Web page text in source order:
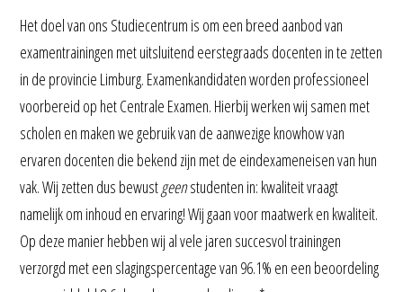
Het doel van ons Studiecentrum is om een breed aanbod van
examentrainingen met uitsluitend eerstegraads docenten in te zetten
in de provincie Limburg. Examenkandidaten worden professioneel
voorbereid op het Centrale Examen. Hierbij werken wij samen met
scholen en maken we gebruik van de aanwezige knowhow van
ervaren docenten die bekend zijn met de eindexameneisen van hun
vak. Wij zetten dus bewustgeenstudenten in: kwaliteit vraagt
namelijk om inhoud en ervaring! Wij gaan voor maatwerk en kwaliteit.
Op deze manier hebben wij al vele jaren succesvol trainingen
verzorgd met een slagingspercentage van 96.1% en een beoordeling